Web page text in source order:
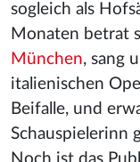
sogleich als
Monaten betrat
München, sang
italienischen
Beifalle, und
Schauspielerinn